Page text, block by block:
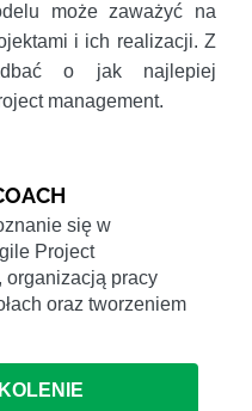
może zaważyć na
i ich realizacji. Z
o jak najlepiej
management.
się w
Project
organizacją pracy
oraz tworzeniem